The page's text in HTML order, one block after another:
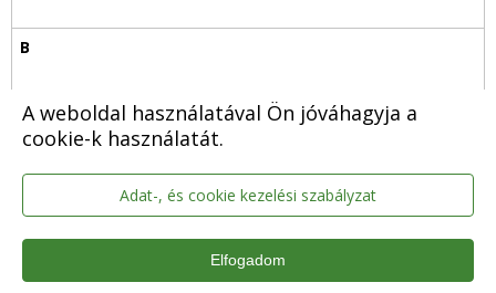
A weboldal használatával Ön jóváhagyja a
cookie-k használatát.
Adat-, és cookie kezelési szabályzat
Elfogadom
Ünnepi megemlékezés – október 23.
20